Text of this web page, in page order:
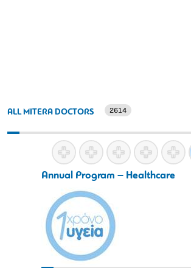
ALL MITERA DOCTORS 2614
Annual Program – Healthcare